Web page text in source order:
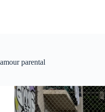
amour parental